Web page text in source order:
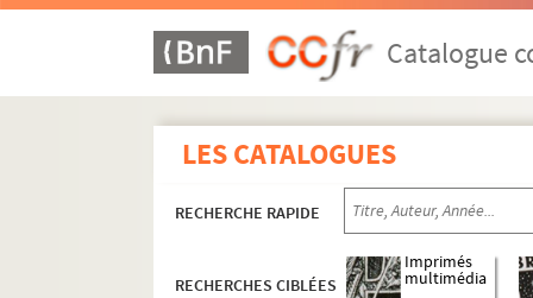
Catalogue
LES CATALOGUES
RECHERCHE RAPIDE
RECHERCHES CIBLÉES
Imprimés
multimédia